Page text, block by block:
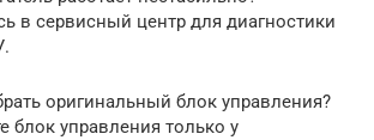
в сервисный центр для диагностики
оригинальный блок управления?
блок управления только у